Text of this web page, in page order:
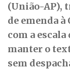
(União-AP),
de emenda à
com a
manter o
sem